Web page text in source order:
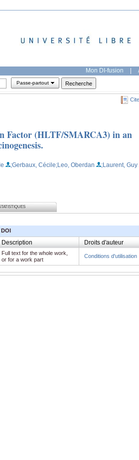
Mon DI-fusion |
Passe-partout
Factor (HLTF/SMARCA3) in an
;Gerbaux, Cécile;Leo, Oberdan
;Laurent, Guy
Description Droits d'auteur
Full text for the whole work,
or for a work part
Conditions d'utilisation